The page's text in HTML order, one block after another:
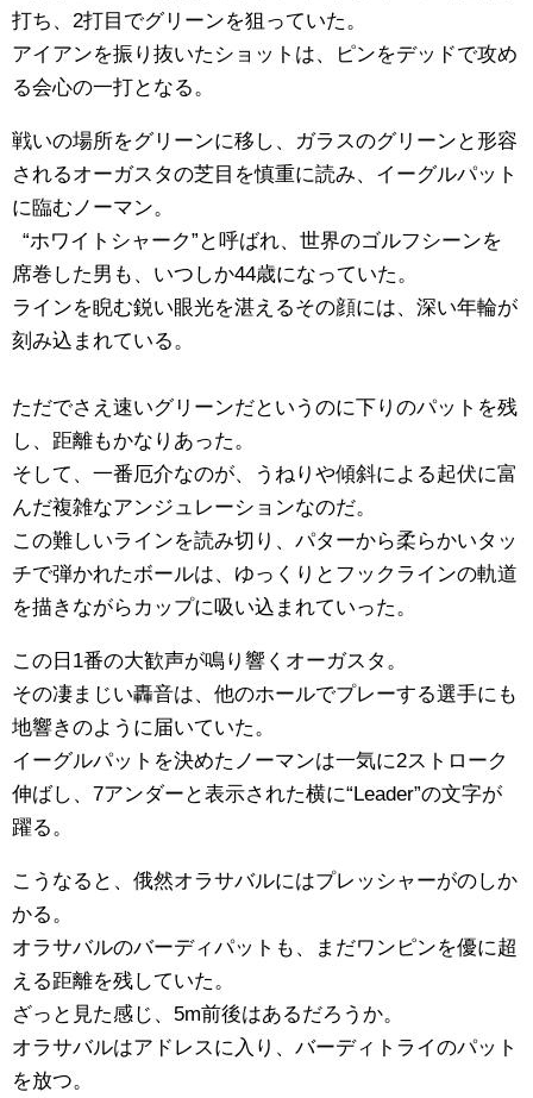
打ち、2打目でグリーンを狙っていた。
アイアンを振り抜いたショットは、ピンをデッドで攻め
る会心の一打となる。
戦いの場所をグリーンに移し、ガラスのグリーンと形容
されるオーガスタの芝目を慎重に読み、イーグルパット
に臨むノーマン。
“ホワイトシャーク”と呼ばれ、世界のゴルフシーンを
席巻した男も、いつしか44歳になっていた。
ラインを睨む鋭い眼光を湛えるその顔には、深い年輪が
刻み込まれている。
ただでさえ速いグリーンだというのに下りのパットを残
し、距離もかなりあった。
そして、一番厄介なのが、うねりや傾斜による起伏に富
んだ複雑なアンジュレーションなのだ。
この難しいラインを読み切り、パターから柔らかいタッ
チで弾かれたボールは、ゆっくりとフックラインの軌道
を描きながらカップに吸い込まれていった。
この日1番の大歓声が鳴り響くオーガスタ。
その凄まじい轟音は、他のホールでプレーする選手にも
地響きのように届いていた。
イーグルパットを決めたノーマンは一気に2ストローク
伸ばし、7アンダーと表示された横に“Leader”の文字が
躍る。
こうなると、俄然オラサバルにはプレッシャーがのしか
かる。
オラサバルのバーディパットも、まだワンピンを優に超
える距離を残していた。
ざっと見た感じ、5m前後はあるだろうか。
オラサバルはアドレスに入り、バーディトライのパット
を放つ。